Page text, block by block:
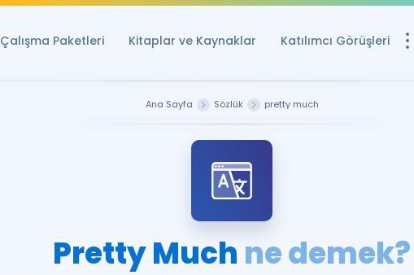
Çalışma Paketleri Kitaplar ve Kaynaklar Katılımcı Görüşleri
Ücretsiz
YDS ve YÖKDİL
Ana Sayfa Sözlük pretty much
Pretty Much ne demek?